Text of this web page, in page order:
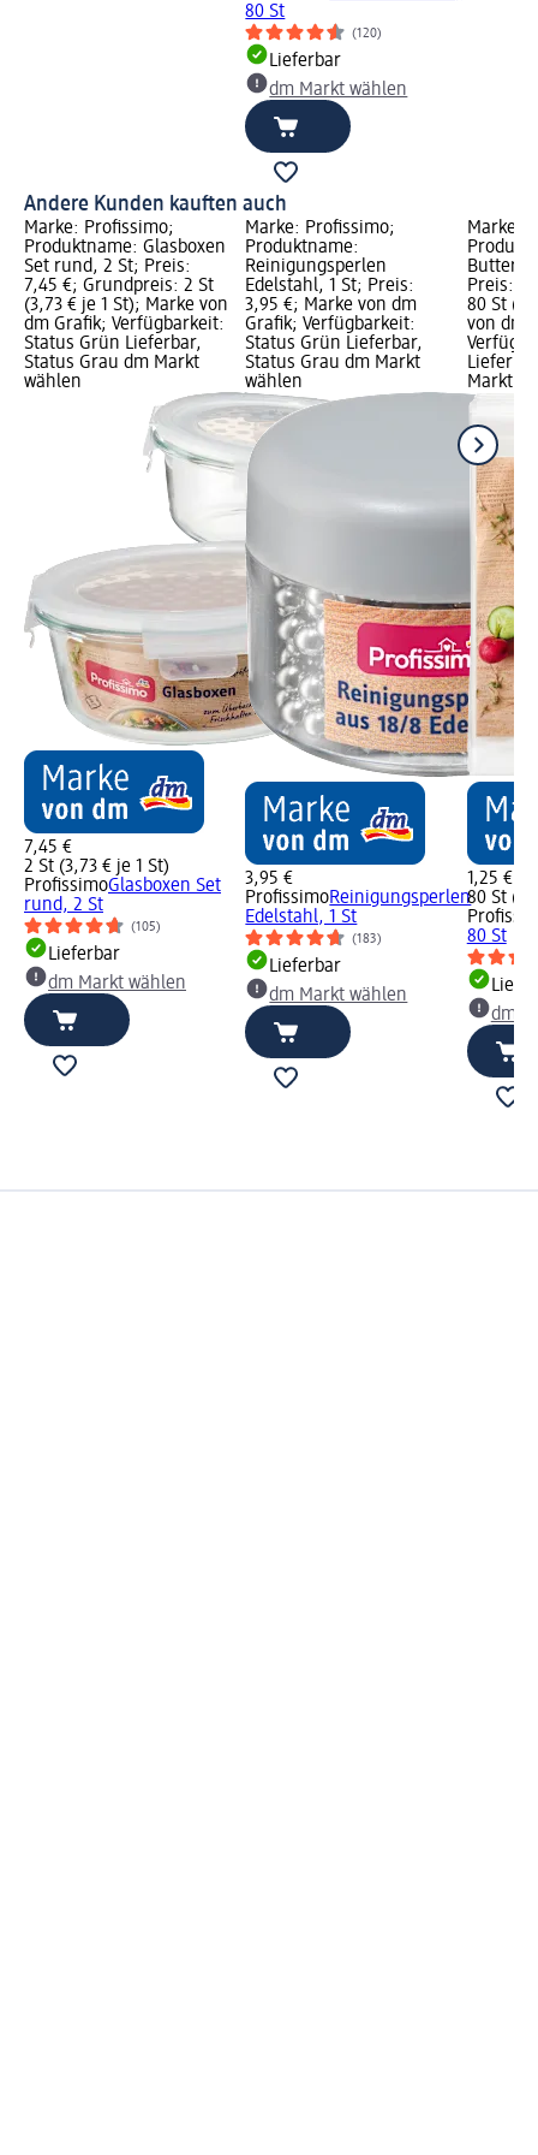
80 St
(120)
Lieferbar
dm Markt wählen
Andere Kunden kauften auch
Marke: Profissimo;
Produktname: Glasboxen
Set rund, 2 St; Preis:
7,45 €; Grundpreis: 2 St
(3,73 € je 1 St); Marke von
dm Grafik; Verfügbarkeit:
Status Grün Lieferbar,
Status Grau dm Markt
wählen
7,45 €
2 St (3,73 € je 1 St)
ProfissimoGlasboxen Set
rund, 2 St
(105)
Lieferbar
dm Markt wählen
Marke: Profissimo;
Produktname:
Reinigungsperlen
Edelstahl, 1 St; Preis:
3,95 €; Marke von dm
Grafik; Verfügbarkeit:
Status Grün Lieferbar,
Status Grau dm Markt
wählen
3,95 €
ProfissimoReinigungsperlen
Edelstahl, 1 St
(183)
Lieferbar
dm Markt wählen
Marke:
Preis:
80 St
von dm
Markt
1,25 €
80 St
80 St
dm